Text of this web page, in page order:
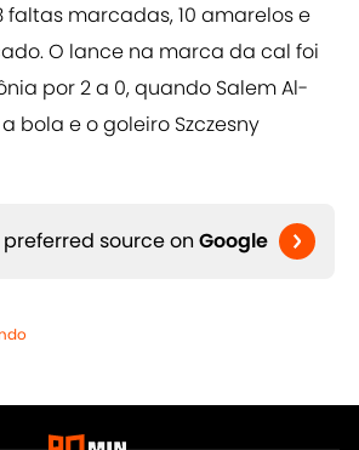
faltas marcadas, 10 amarelos e
O lance na marca da cal foi
por 2 a 0, quando Salem Al-
bola e o goleiro Szczesny
source on Google